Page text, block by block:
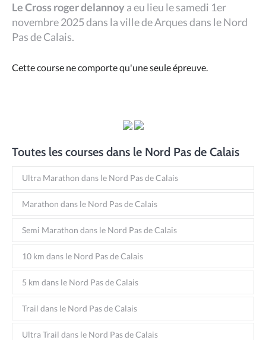
Le Cross roger delannoy a eu lieu le samedi 1er
novembre 2025 dans la ville de Arques dans le Nord
Pas de Calais.
Cette course ne comporte qu'une seule épreuve.
Toutes les courses dans le Nord Pas de Calais
Ultra Marathon dans le Nord Pas de Calais
Marathon dans le Nord Pas de Calais
Semi Marathon dans le Nord Pas de Calais
10 km dans le Nord Pas de Calais
5 km dans le Nord Pas de Calais
Trail dans le Nord Pas de Calais
Ultra Trail dans le Nord Pas de Calais